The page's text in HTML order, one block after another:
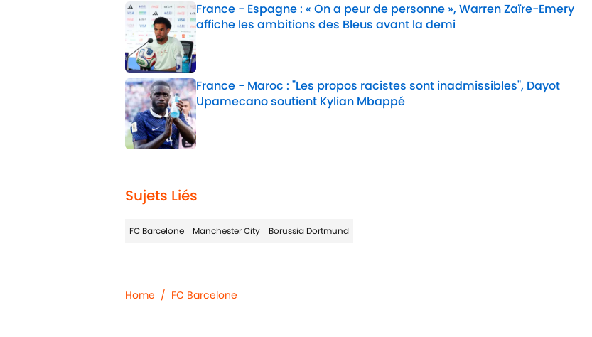
France - Espagne : « On a peur de personne », Warren Zaïre-Emery
affiche les ambitions des Bleus avant la demi
France - Maroc : "Les propos racistes sont inadmissibles", Dayot
Upamecano soutient Kylian Mbappé
Published by on Invalid Date
Sujets Liés
FC Barcelone Manchester City Borussia Dortmund
Home / FC Barcelone